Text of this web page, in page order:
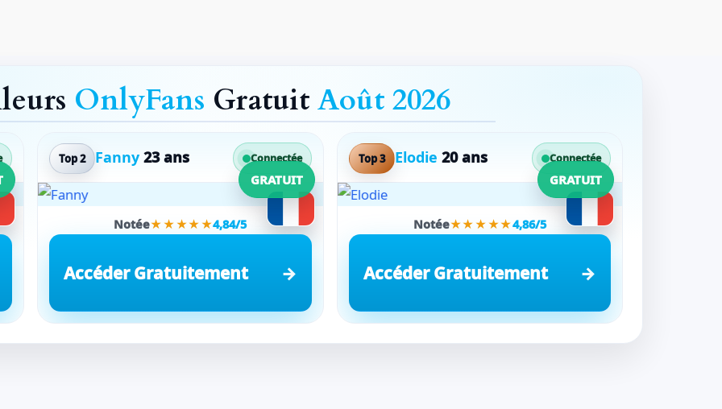
OnlyFans GratuitAoût 2026
Top 2 Fanny 23 ans Connectée
GRATUIT
Notée★★★★★4,84/5
Accéder Gratuitement
Top 3 Elodie 20 ans Connectée
GRATUIT
Notée★★★★★4,86/5
Accéder Gratuitement